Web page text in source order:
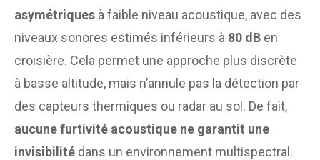
asymétriques à faible niveau acoustique, avec des
niveaux sonores estimés inférieurs à 80 dB en
croisière. Cela permet une approche plus discrète
à basse altitude, mais n’annule pas la détection par
des capteurs thermiques ou radar au sol. De fait,
aucune furtivité acoustique ne garantit une
invisibilité dans un environnement multispectral.